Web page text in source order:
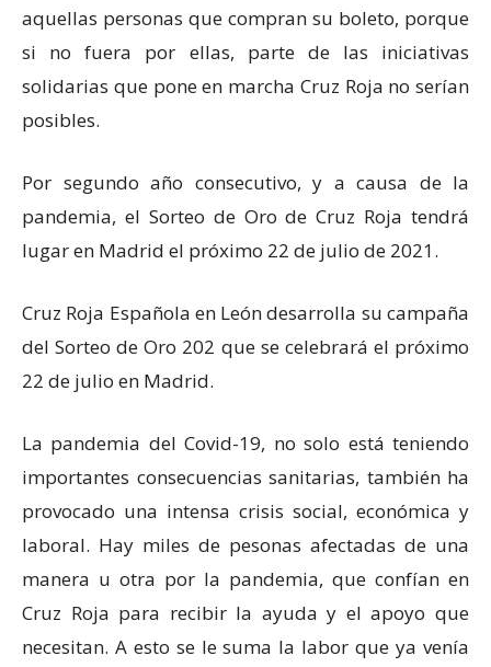
aquellas personas que compran su boleto, porque
si no fuera por ellas, parte de las iniciativas
solidarias que pone en marcha Cruz Roja no serían
posibles.
Por segundo año consecutivo, y a causa de la
pandemia, el Sorteo de Oro de Cruz Roja tendrá
lugar en Madrid el próximo 22 de julio de 2021.
Cruz Roja Española en León desarrolla su campaña
del Sorteo de Oro 202 que se celebrará el próximo
22 de julio en Madrid.
La pandemia del Covid-19, no solo está teniendo
importantes consecuencias sanitarias, también ha
provocado una intensa crisis social, económica y
laboral. Hay miles de pesonas afectadas de una
manera u otra por la pandemia, que confían en
Cruz Roja para recibir la ayuda y el apoyo que
necesitan. A esto se le suma la labor que ya venía